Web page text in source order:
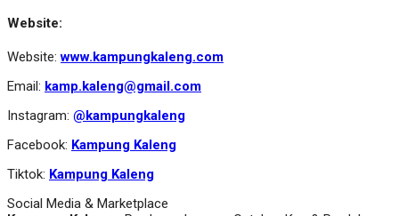
Website:
Website:www.kampungkaleng.com
Email: kamp.kaleng@gmail.com
Instagram: @kampungkaleng
Facebook: Kampung Kaleng
Tiktok: Kampung Kaleng
Social Media & Marketplace